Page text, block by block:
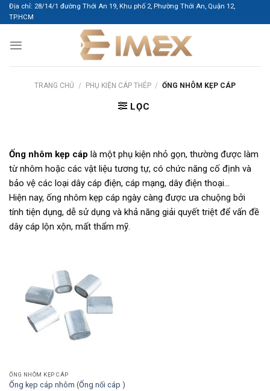
Bỏ
qua
dung
Địa chỉ: 28/14/1 đường Thới An 19, Khu phố 2, Phường Thới An, Quận 12,
TP.HCM
TRANG CHỦ / PHỤ KIỆN CÁP THÉP / ỐNG NHÔM KẸP CÁP
LỌC
Ống nhôm kẹp cáp là một phụ kiện nhỏ gọn, thường được làm
từ nhôm hoặc các vật liệu tương tự, có chức năng cố định và
bảo vệ các loại dây cáp điện, cáp mạng, dây điện thoại…
Hiện nay, ống nhôm kẹp cáp ngày càng được ưa chuộng bởi
tính tiện dụng, dễ sử dụng và khả năng giải quyết triệt để vấn đề
dây cáp lộn xộn, mất thẩm mỹ.
ỐNG NHÔM KẸP CÁP
Ống kẹp cáp nhôm (Ống nối cáp )